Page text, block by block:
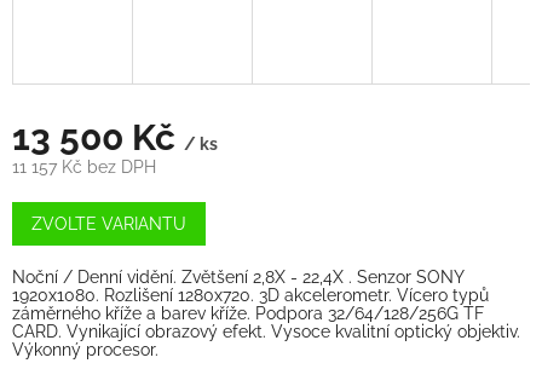
13 500 Kč / ks
11 157 Kč bez DPH
Měrná
cena:
ZVOLTE VARIANTU
Noční / Denní vidění. Zvětšení 2,8X - 22,4X . Senzor SONY
1920x1080. Rozlišení 1280x720. 3D akcelerometr. Vícero typů
záměrného kříže a barev kříže. Podpora 32/64/128/256G TF
CARD. Vynikající obrazový efekt. Vysoce kvalitní optický objektiv.
Výkonný procesor.